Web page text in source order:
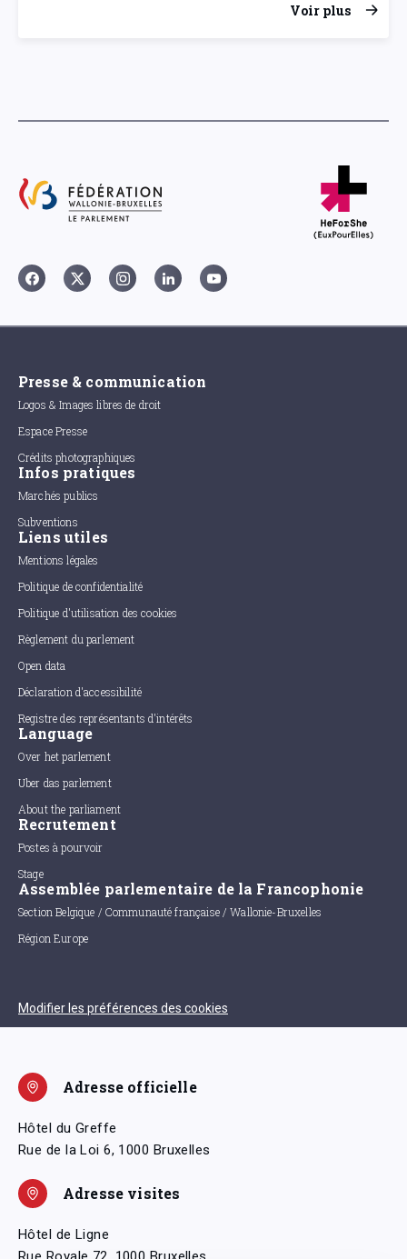
Voir plus
Presse & communication
Logos & Images libres de droit
Espace Presse
Crédits photographiques
Infos pratiques
Marchés publics
Subventions
Liens utiles
Mentions légales
Politique de confidentialité
Politique d'utilisation des cookies
Règlement du parlement
Open data
Déclaration d'accessibilité
Registre des représentants d'intérêts
Language
Over het parlement
Uber das parlement
About the parliament
Recrutement
Postes à pourvoir
Stage
Assemblée parlementaire de la Francophonie
Section Belgique / Communauté française / Wallonie-Bruxelles
Région Europe
Modifier les préférences des cookies
Adresse officielle
Hôtel du Greffe
Rue de la Loi 6, 1000 Bruxelles
Adresse visites
Hôtel de Ligne